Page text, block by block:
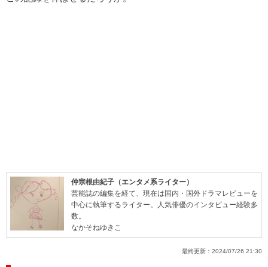
仲宗根由紀子（エンタメ系ライター）
芸能誌の編集を経て、現在は国内・国外ドラマレビューを
中心に執筆するライター。人気俳優のインタビュー経験多
数。
なかそねゆきこ
最終更新： 2024/07/26 21:30